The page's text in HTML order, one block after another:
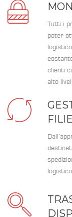
Tutti i
poter
clienti
alto